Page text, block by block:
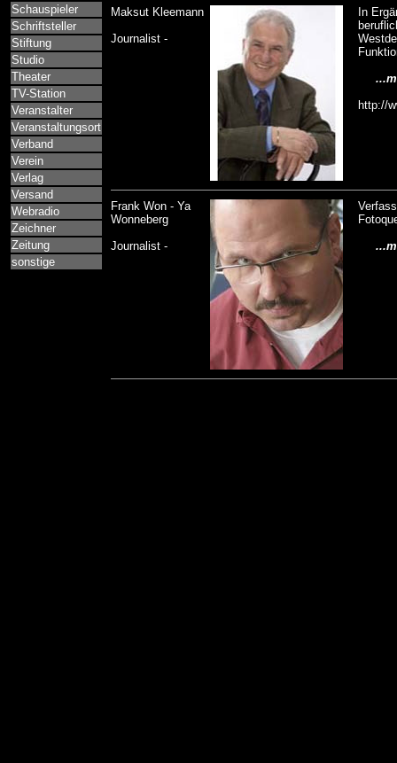
Schauspieler
Schriftsteller
Stiftung
Studio
Theater
TV-Station
Veranstalter
Veranstaltungsort
Verband
Verein
Verlag
Versand
Webradio
Zeichner
Zeitung
sonstige
Maksut Kleemann
Journalist -
In
http://
Frank Won - Ya
Wonneberg
Journalist -